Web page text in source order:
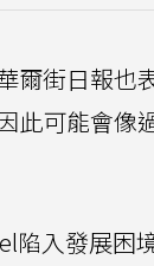
爾街日報也
此可能會像
陷入發展困